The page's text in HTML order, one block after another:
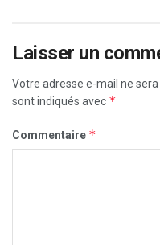
Laisser un
Votre adresse e-mail ne sera
sont indiqués avec *
Commentaire *